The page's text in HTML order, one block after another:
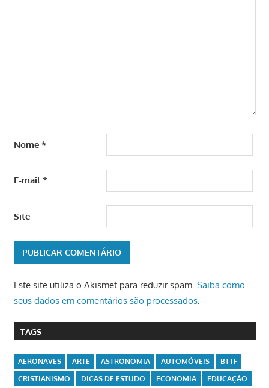
Nome *
E-mail*
Site
Este site utiliza o Akismet para reduzir spam. Saiba como
seus dados em comentários são processados.
TAGS
AERONAVES ARTE ASTRONOMIA AUTOMÓVEIS
BTTF
CRISTIANISMO
DICAS DE ESTUDO ECONOMIA
EDUCAÇÃO